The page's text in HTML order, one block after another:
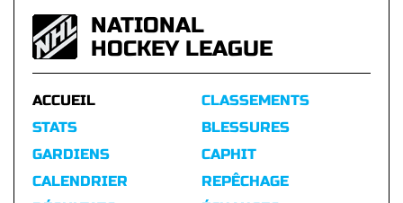
NATIONAL
HOCKEY LEAGUE
ACCUEIL
STATS
GARDIENS
CALENDRIER
CLASSEMENTS
BLESSURES
CAPHIT
REPÊCHAGE